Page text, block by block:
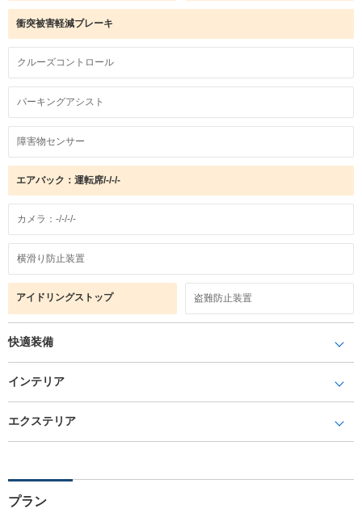
衝突被害軽減ブレーキ
クルーズコントロール
パーキングアシスト
障害物センサー
エアバック：運転席/-/-/-
カメラ：-/-/-/-
横滑り防止装置
アイドリングストップ 盗難防止装置
快適装備
インテリア
エクステリア
プラン